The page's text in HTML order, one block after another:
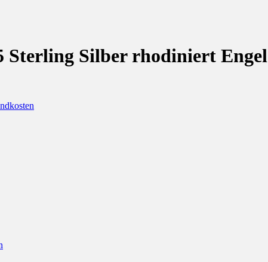
Sterling Silber rhodiniert Engel